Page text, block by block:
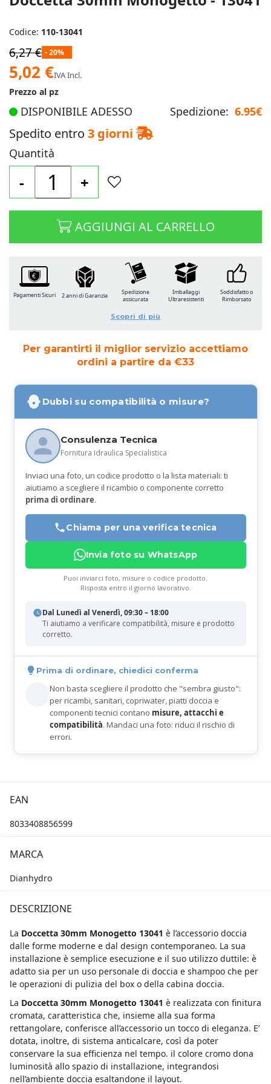
Codice: 110-13041
6,27 € - 20%
Prezzo
speciale
5,02 €IVA Incl.
Prezzo al pz
DISPONIBILE ADESSO Spedizione: 6.95€
Spedito entro 3 giorni
Quantità
- +
AGGIUNGI AL CARRELLO
Per garantirti il miglior servizio accettiamo
ordini a partire da €33
Dubbi su compatibilità o misure?
Consulenza Tecnica
Fornitura Idraulica Specialistica
Inviaci una foto, un codice prodotto o la lista materiali: ti
aiutiamo a scegliere il ricambio o componente corretto
prima di ordinare.
Chiama per una verifica tecnica
Invia foto su WhatsApp
Puoi inviarci foto, misure o codice prodotto.
Risposta entro il giorno lavorativo.
Dal Lunedì al Venerdì, 09:30 – 18:00
Ti aiutiamo a verificare compatibilità, misure e prodotto
corretto.
Prima di ordinare, chiedici conferma
Non basta scegliere il prodotto che "sembra giusto":
per ricambi, sanitari, copriwater, piatti doccia e
componenti tecnici contano misure, attacchi e
compatibilità. Mandaci una foto: riduci il rischio di
errori.
Pagamenti Sicuri 2 anni di Garanzia
Spedizione
assicurata
Imballaggi
Ultraresistenti
Soddisfatto o
Rimborsato
Scopri di più
EAN
8033408856599
MARCA
Dianhydro
DESCRIZIONE
La Doccetta 30mm Monogetto 13041 è l’accessorio doccia
dalle forme moderne e dal design contemporaneo. La sua
installazione è semplice esecuzione e il suo utilizzo duttile: è
adatto sia per un uso personale di doccia e shampoo che per
le operazioni di pulizia del box o della cabina doccia.
La Doccetta 30mm Monogetto 13041 è realizzata con finitura
cromata, caratteristica che, insieme alla sua forma
rettangolare, conferisce all’accessorio un tocco di eleganza. E’
dotata, inoltre, di sistema anticalcare, così da poter
conservare la sua efficienza nel tempo. il colore cromo dona
luminosità allo spazio di installazione, integrandosi
nell’ambiente doccia esaltandone il layout.